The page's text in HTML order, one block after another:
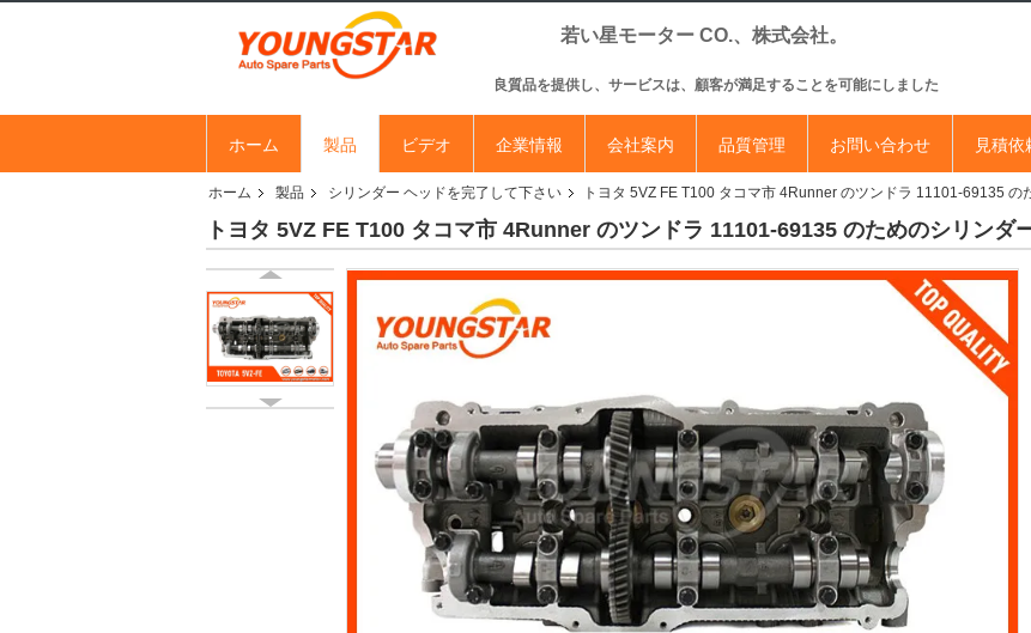
若い星モーター CO.、株式会社。
良質品を提供し、サービスは、顧客が満足することを可能にしました
ホーム 製品 ビデオ 企業情報 会社案内 品質管理 お問い合わせ 見積依
ホーム 製品 シリンダー ヘッドを完了して下さい トヨタ 5VZ FE T100 タコマ市 4Runner のツンドラ 11101-69135
トヨタ 5VZ FE T100 タコマ市 4Runner のツンドラ 11101-69135 のためのシリンダ